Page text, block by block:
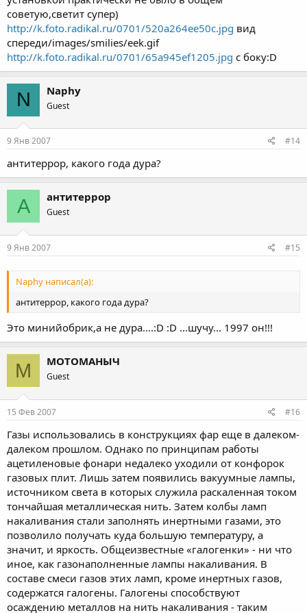
советую,светит супер)
http://k.foto.radikal.ru/0701/520a264ee50c.jpg вид
спереди/images/smilies/eek.gif
http://k.foto.radikal.ru/0701/65a945ef1205.jpg с боку:D
N Naphy
Guest
9 Янв 2007 #14
антитеррор, какого года дура?
А антитеррор
Guest
9 Янв 2007 #15
Naphy написал(а):
антитеррор, какого года дура?
Это минийобрик,а не дура....:D :D ...шучу... 1997 он!!!
М МОТОМАНЫЧ
Guest
15 Фев 2007 #16
Газы использовались в конструкциях фар еще в далеком-
далеком прошлом. Однако по принципам работы
ацетиленовые фонари недалеко уходили от конфорок
газовых плит. Лишь затем появились вакуумные лампы,
источником света в которых служила раскаленная током
тончайшая металлическая нить. Затем колбы ламп
накаливания стали заполнять инертными газами, это
позволило получать куда большую температуру, а
значит, и яркость. Общеизвестные «галогенки» - ни что
иное, как газонаполненные лампы накаливания. В
составе смеси газов этих ламп, кроме инертных газов,
содержатся галогены. Галогены способствуют
осаждению металлов на нить накаливания - таким